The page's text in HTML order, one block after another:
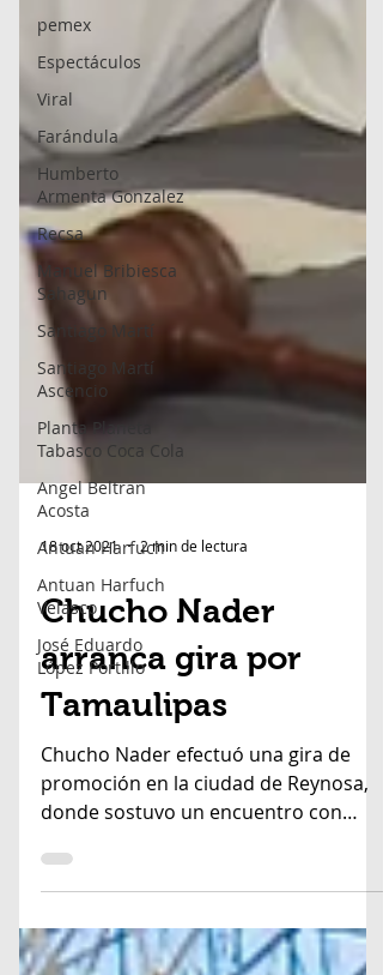
pemex
Espectáculos
Viral
Farándula
Humberto
Armenta Gonzalez
Recsa
Manuel Bribiesca
Sahagun
Santiago Martí
Santiago Martí
Ascencio
Planta Planeta
Tabasco Coca Cola
Angel Beltran
Acosta
Antuan Harfuch
Antuan Harfuch
Velasco
José Eduardo
López Portillo
18 oct 2021 2 min de lectura
Chucho Nader
arranca gira por
Tamaulipas
Chucho Nader efectuó una gira de
promoción en la ciudad de Reynosa,